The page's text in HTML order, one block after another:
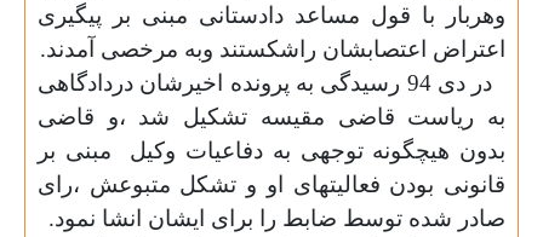
وهربار با قول مساعد دادستانی مبنی بر پیگیری
اعتراض اعتصابشان راشکستند وبه مرخصی آمدند.
در دی 94 رسیدگی به پرونده اخیرشان دردادگاهی
به ریاست قاضی مقیسه تشکیل شد ،و قاضی
بدون هیچگونه توجهی به دفاعیات وکیل
مبنی بر
قانونی بودن فعالیتهای او و تشکل متبوعش ،رای
صادر شده توسط ضابط را برای ایشان انشا نمود.